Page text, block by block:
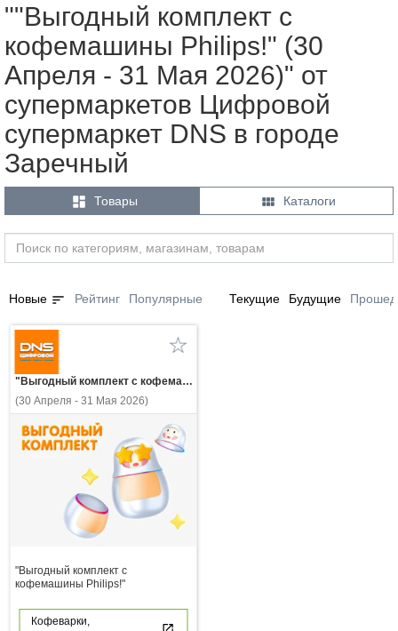
""Выгодный комплект с
кофемашины Philips!" (30
Апреля - 31 Мая 2026)" от
супермаркетов Цифровой
супермаркет DNS в городе
Заречный
 Товары  Каталоги
Новые sort Рейтинг Популярные Текущие Будущие
"Выгодный комплект с кофемашины Philips!"
(30 Апреля - 31 Мая 2026)
"Выгодный комплект с
кофемашины Philips!"
Кофеварки,